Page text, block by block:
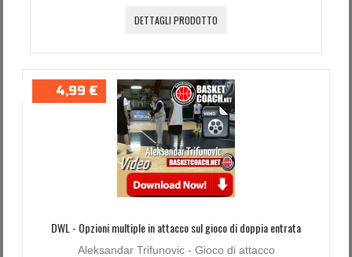
DETTAGLI PRODOTTO
4,99 €
DWL - Opzioni multiple in attacco sul gioco di doppia entrata
Aleksandar Trifunovic - Gioco di attacco